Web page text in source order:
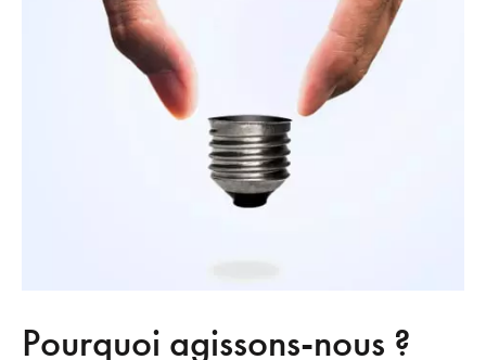
Pourquoi agissons-nous ?